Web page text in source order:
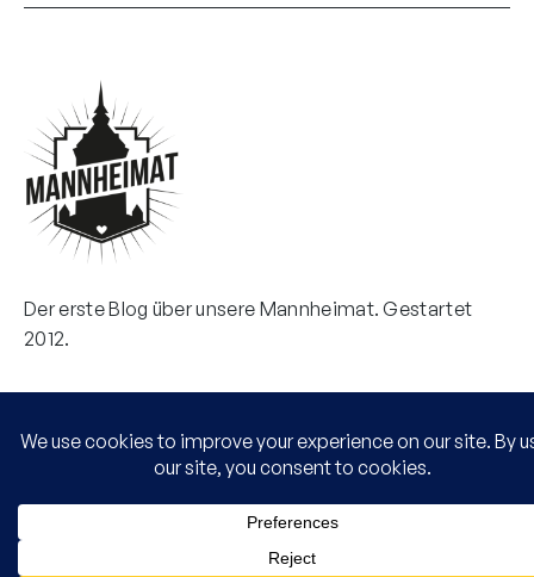
Der erste Blog über unsere Mannheimat. Gestartet
2012.
Kontakt